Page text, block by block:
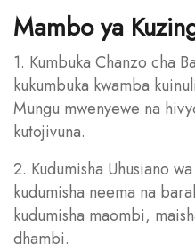
Mambo ya
1. Kumbuka Chanzo cha
kukumbuka kwamba
Mungu mwenyewe na
kutojivuna.
2. Kudumisha Uhusiano
kudumisha neema na
kudumisha maombi,
dhambi.